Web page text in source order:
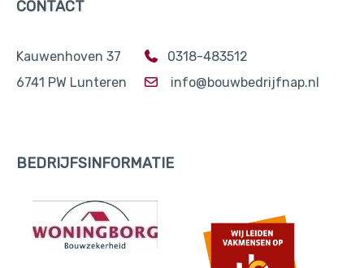
CONTACT
Kauwenhoven 37
6741 PW Lunteren
0318-483512
info@bouwbedrijfnap.nl
BEDRIJFSINFORMATIE